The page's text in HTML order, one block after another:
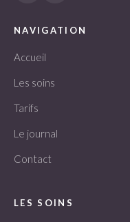
NAVIGATION
Accueil
Les soins
Tarifs
Le journal
Contact
LES SOINS